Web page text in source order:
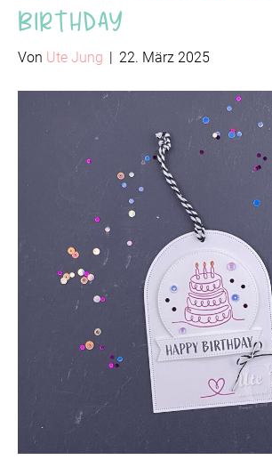
Birthday
Von Ute Jung | 22. März 2025